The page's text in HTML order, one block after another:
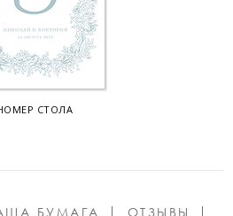
СТОЛА
БУМАГА
ОТЗЫВЫ